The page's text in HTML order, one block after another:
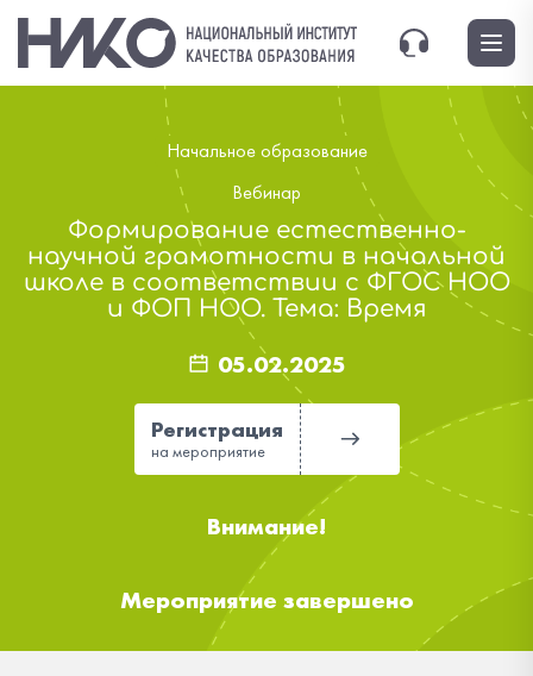
Начальное образование
Вебинар
Формирование естественно-
научной грамотности в начальной
школе в соответствии с ФГОС НОО
и ФОП НОО. Тема: Время
05.02.2025
Регистрация
на мероприятие
Внимание!
Мероприятие завершено